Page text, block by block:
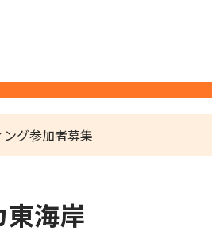
グ参加者募集
東海岸